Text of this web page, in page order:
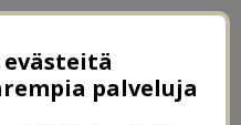
evästeitä
palveluja